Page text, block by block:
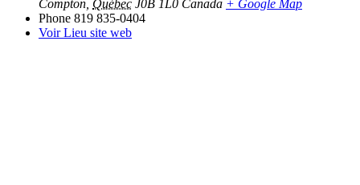
Compton Québec J0B 1L0 Canada + Google Map
Phone 819 835-0404
Voir Lieu site web